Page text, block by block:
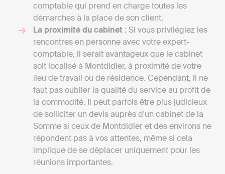
comptable qui prend en charge toutes les
démarches à la place de son client.
La proximité du cabinet : Si vous privilégiez les
rencontres en personne avec votre expert-
comptable, il serait avantageux que le cabinet
soit localisé à Montdidier, à proximité de votre
lieu de travail ou de résidence. Cependant, il ne
faut pas oublier la qualité du service au profit de
la commodité. Il peut parfois être plus judicieux
de solliciter un devis auprès d'un cabinet de la
Somme si ceux de Montdidier et des environs ne
répondent pas à vos attentes, même si cela
implique de se déplacer uniquement pour les
réunions importantes.